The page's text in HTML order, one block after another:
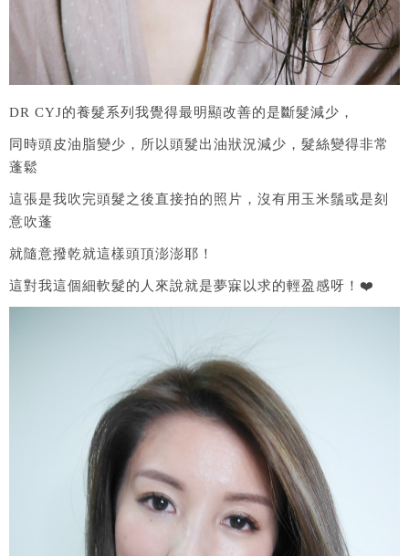
DR CYJ的養髮系列我覺得最明顯改善的是斷髮減少，
同時頭皮油脂變少，所以頭髮出油狀況減少，髮絲變得非常
蓬鬆
這張是我吹完頭髮之後直接拍的照片，沒有用玉米鬚或是刻
意吹蓬
就隨意撥乾就這樣頭頂澎澎耶！
這對我這個細軟髮的人來說就是夢寐以求的輕盈感呀！❤️